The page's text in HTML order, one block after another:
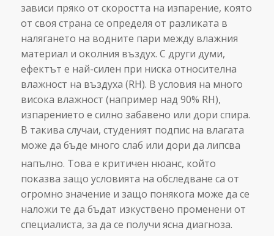
зависи пряко от скоростта на изпарение, която
от своя страна се определя от разликата в
налягането на водните пари между влажния
материал и околния въздух. С други думи,
ефектът е най-силен при ниска относителна
влажност на въздуха (RH). В условия на много
висока влажност (например над 90% RH),
изпарението е силно забавено или дори спира.
В такива случаи, студеният подпис на влагата
може да бъде много слаб или дори да липсва
напълно. Това е критичен нюанс, който
показва защо условията на обследване са от
огромно значение и защо понякога може да се
наложи те да бъдат изкуствено променени от
специалиста, за да се получи ясна диагноза.